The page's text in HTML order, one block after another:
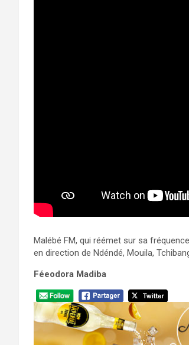
Malébé FM, qui réémet sur sa
en direction de Ndéndé, Mouila,
Féeodora Madiba